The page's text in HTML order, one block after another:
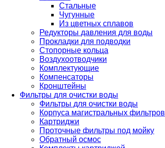
Стальные
Чугунные
Из цветных сплавов
Редукторы давления для воды
Прокладки для подводки
Стопорные кольца
Воздухоотводчики
Комплектующие
Компенсаторы
Кронштейны
Фильтры для очистки воды
Фильтры для очистки воды
Корпуса магистральных фильтров
Картриджи
Проточные фильтры под мойку
Обратный осмос